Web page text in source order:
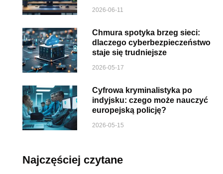
2026-06-11
Chmura spotyka brzeg sieci:
dlaczego cyberbezpieczeństwo
staje się trudniejsze
2026-05-17
Cyfrowa kryminalistyka po
indyjsku: czego może nauczyć
europejską policję?
2026-05-15
Najczęściej czytane